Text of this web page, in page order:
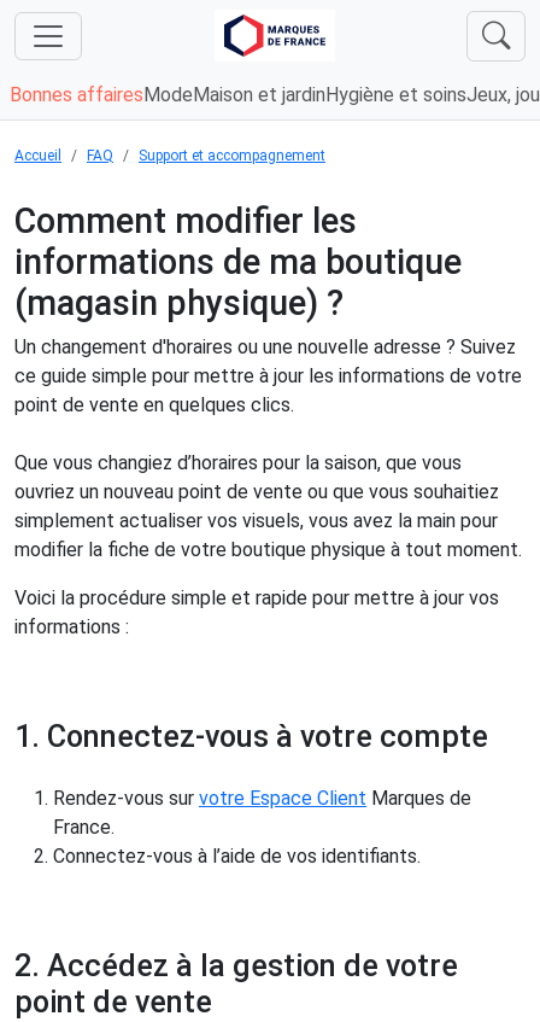
Bonnes affaires Mode Maison et jardin Hygiène et soinsJeux,
Accueil FAQ Support et accompagnement
Comment modifier les
informations de ma boutique
(magasin physique) ?
Un changement d'horaires ou une nouvelle adresse ? Suivez
ce guide simple pour mettre à jour les informations de votre
point de vente en quelques clics.
Que vous changiez d’horaires pour la saison, que vous
ouvriez un nouveau point de vente ou que vous souhaitiez
simplement actualiser vos visuels, vous avez la main pour
modifier la fiche de votre boutique physique à tout moment.
Voici la procédure simple et rapide pour mettre à jour vos
informations :
1. Connectez-vous à votre compte
Rendez-vous sur votre Espace Client Marques de
France.
Connectez-vous à l’aide de vos identifiants.
2. Accédez à la gestion de votre
point de vente